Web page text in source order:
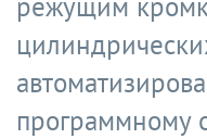
программному